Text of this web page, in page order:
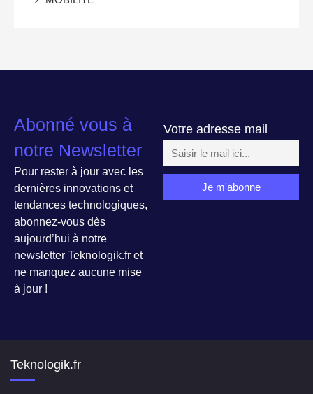
Abonné vous à
notre Newsletter
Pour rester à jour avec les
dernières innovations et
tendances technologiques,
abonnez-vous dès
aujourd’hui à notre
newsletter Teknologik.fr et
ne manquez aucune mise
à jour !
Votre adresse mail
Teknologik.fr